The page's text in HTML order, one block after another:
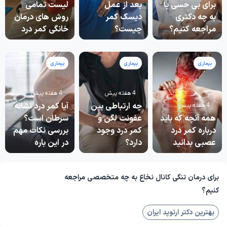
برای بی حسی پا
به چه دکتری
مراجعه کنیم؟
بعد از عمل
دیسک کمر
چیست؟
لیست تمامی
روش های درمان
خانگی کمر درد
بیماری
همه آنچه که باید
درباره کمر درد
عصبی بدانید
4 هفته پیش
بیماری
چه ارتباطی بین
عفونت لگن و
کمر درد وجود
دارد؟
4 هفته پیش
بیماری
آیا کمر درد نشانه
سرطان است؟
بررسی نکات مهم
در این باره
4 هفته پیش
برای درمان تنگی کانال نخاع به چه متخصصی مراجعه
کنیم؟
بهترین دکتر ارتوپد ایران